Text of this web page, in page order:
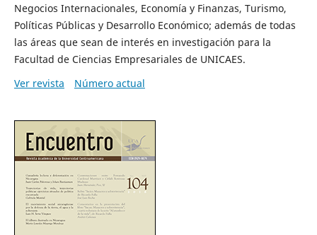
Negocios Internacionales, Economía y Finanzas, Turismo,
Políticas Públicas y Desarrollo Económico; además de todas
las áreas que sean de interés en investigación para la
Facultad de Ciencias Empresariales de UNICAES.
Ver revista
Número actual